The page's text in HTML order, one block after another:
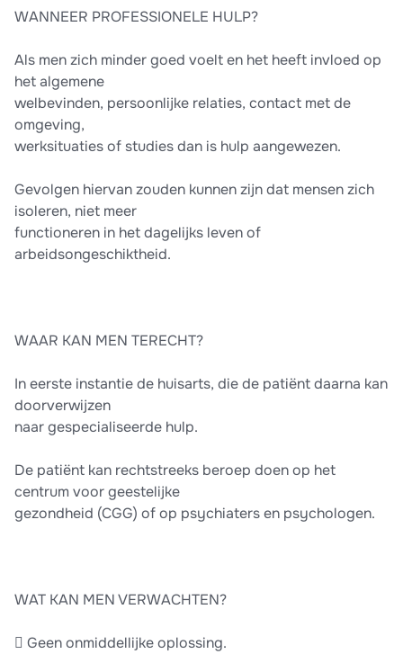
WANNEER PROFESSIONELE HULP?
Als men zich minder goed voelt en het heeft invloed op
het algemene
welbevinden, persoonlijke relaties, contact met de
omgeving,
werksituaties of studies dan is hulp aangewezen.
Gevolgen hiervan zouden kunnen zijn dat mensen zich
isoleren, niet meer
functioneren in het dagelijks leven of
arbeidsongeschiktheid.
WAAR KAN MEN TERECHT?
In eerste instantie de huisarts, die de patiënt daarna kan
doorverwijzen
naar gespecialiseerde hulp.
De patiënt kan rechtstreeks beroep doen op het
centrum voor geestelijke
gezondheid (CGG) of op psychiaters en psychologen.
WAT KAN MEN VERWACHTEN?
 Geen onmiddellijke oplossing.